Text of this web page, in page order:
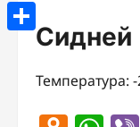
Сидней
Температура:
Telegram
Отправить